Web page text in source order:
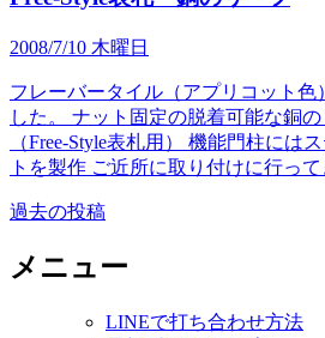
2008/7/10 木曜日
フレーバータイル（アプリコット色
した。 ナット固定の脱着可能な銅の
（Free-Style表札用） 機能門柱には
トを製作 ご近所に取り付けに行って
投
稿
過去の投稿
メニュー
LINEで打ち合わせ方法